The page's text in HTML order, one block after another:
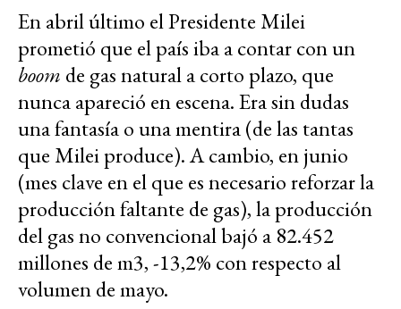
En abril último el Presidente Milei
prometió que el país iba a contar con un
boom de gas natural a corto plazo, que
nunca apareció en escena. Era sin dudas
una fantasía o una mentira (de las tantas
que Milei produce). A cambio, en junio
(mes clave en el que es necesario reforzar la
producción faltante de gas), la producción
del gas no convencional bajó a 82.452
millones de m3, -13,2% con respecto al
volumen de mayo.